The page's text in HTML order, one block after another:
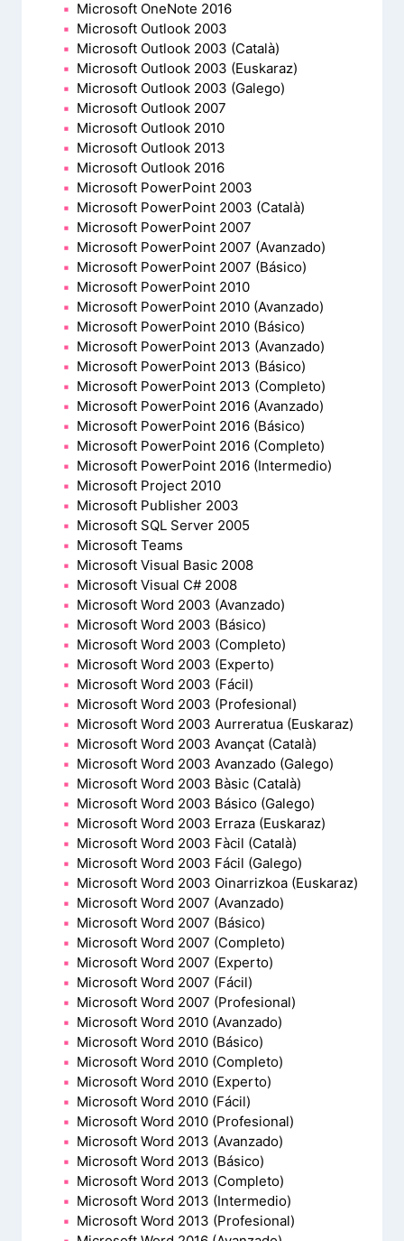
Microsoft OneNote 2016
Microsoft Outlook 2003
Microsoft Outlook 2003 (Català)
Microsoft Outlook 2003 (Euskaraz)
Microsoft Outlook 2003 (Galego)
Microsoft Outlook 2007
Microsoft Outlook 2010
Microsoft Outlook 2013
Microsoft Outlook 2016
Microsoft PowerPoint 2003
Microsoft PowerPoint 2003 (Català)
Microsoft PowerPoint 2007
Microsoft PowerPoint 2007 (Avanzado)
Microsoft PowerPoint 2007 (Básico)
Microsoft PowerPoint 2010
Microsoft PowerPoint 2010 (Avanzado)
Microsoft PowerPoint 2010 (Básico)
Microsoft PowerPoint 2013 (Avanzado)
Microsoft PowerPoint 2013 (Básico)
Microsoft PowerPoint 2013 (Completo)
Microsoft PowerPoint 2016 (Avanzado)
Microsoft PowerPoint 2016 (Básico)
Microsoft PowerPoint 2016 (Completo)
Microsoft PowerPoint 2016 (Intermedio)
Microsoft Project 2010
Microsoft Publisher 2003
Microsoft SQL Server 2005
Microsoft Teams
Microsoft Visual Basic 2008
Microsoft Visual C# 2008
Microsoft Word 2003 (Avanzado)
Microsoft Word 2003 (Básico)
Microsoft Word 2003 (Completo)
Microsoft Word 2003 (Experto)
Microsoft Word 2003 (Fácil)
Microsoft Word 2003 (Profesional)
Microsoft Word 2003 Aurreratua (Euskaraz)
Microsoft Word 2003 Avançat (Català)
Microsoft Word 2003 Avanzado (Galego)
Microsoft Word 2003 Bàsic (Català)
Microsoft Word 2003 Básico (Galego)
Microsoft Word 2003 Erraza (Euskaraz)
Microsoft Word 2003 Fàcil (Català)
Microsoft Word 2003 Fácil (Galego)
Microsoft Word 2003 Oinarrizkoa (Euskaraz)
Microsoft Word 2007 (Avanzado)
Microsoft Word 2007 (Básico)
Microsoft Word 2007 (Completo)
Microsoft Word 2007 (Experto)
Microsoft Word 2007 (Fácil)
Microsoft Word 2007 (Profesional)
Microsoft Word 2010 (Avanzado)
Microsoft Word 2010 (Básico)
Microsoft Word 2010 (Completo)
Microsoft Word 2010 (Experto)
Microsoft Word 2010 (Fácil)
Microsoft Word 2010 (Profesional)
Microsoft Word 2013 (Avanzado)
Microsoft Word 2013 (Básico)
Microsoft Word 2013 (Completo)
Microsoft Word 2013 (Intermedio)
Microsoft Word 2013 (Profesional)